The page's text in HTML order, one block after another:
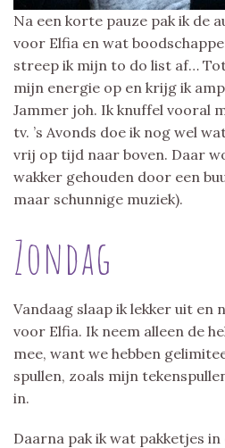
Na een korte pauze pak ik de
voor Elfia en wat
streep ik mijn to do list af…
mijn energie op en krijg ik
Jammer joh. Ik knuffel vooral
tv. ’s Avonds doe ik nog wel
vrij op tijd naar boven. Daar
wakker gehouden door een
maar schunnige muziek).
Zondag
Vandaag slaap ik lekker uit en
voor Elfia. Ik neem alleen de
mee, want we hebben
spullen, zoals mijn
in.
Daarna pak ik wat pakketjes